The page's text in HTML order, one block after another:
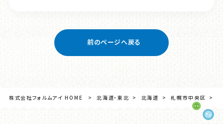
前のページへ戻る
株式会社フォルムアイ HOME 北海道・東北 北海道 札幌市中央区